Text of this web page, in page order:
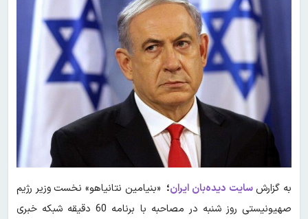
به گزارشسایت دیده‌بان ایران؛ «بنیامین نتانیاهو» نخست وزیر رژیم
صهیونیستی روز شنبه در مصاحبه با برنامه 60 دقیقه شبکه خبری